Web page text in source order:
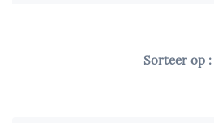
Sorteer op :